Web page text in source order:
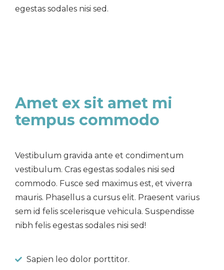
egestas sodales nisi sed.
Amet ex sit amet mi
tempus commodo
Vestibulum gravida ante et condimentum
vestibulum. Cras egestas sodales nisi sed
commodo. Fusce sed maximus est, et viverra
mauris. Phasellus a cursus elit. Praesent varius
sem id felis scelerisque vehicula. Suspendisse
nibh felis egestas sodales nisi sed!
Sapien leo dolor porttitor.